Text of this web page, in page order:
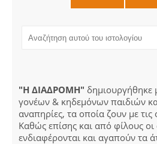
"Η ΔΙΑΔΡΟΜΗ" δημιουργήθηκε
γονέων & κηδεμόνων παιδιών
αναπηρίες, τα οποία ζουν με τις
Καθώς επίσης και από φίλους οι
ενδιαφέρονται και αγαπούν τα